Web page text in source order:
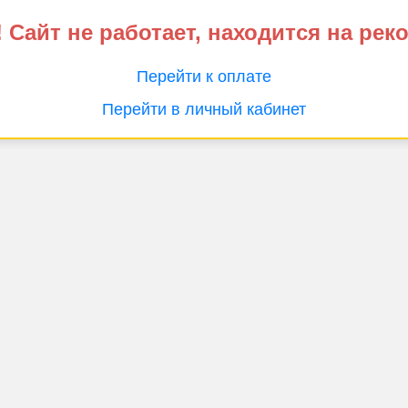
не работает, находится на
Перейти к оплате
Перейти в личный кабинет